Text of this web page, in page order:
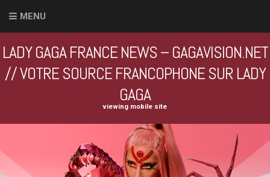
MENU
LADY GAGA FRANCE NEWS – GAGAVISION.NET
// VOTRE SOURCE FRANCOPHONE SUR LADY
GAGA
viewing mobile site